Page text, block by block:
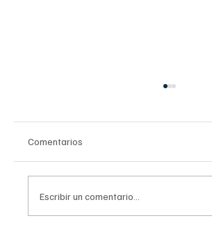
Comentarios
Escribir un comentario...